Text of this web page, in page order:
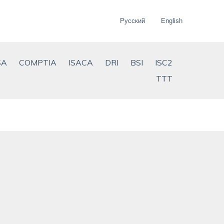
Русский English
COMPTIA ISACA DRI BSI
ISC2
TTT